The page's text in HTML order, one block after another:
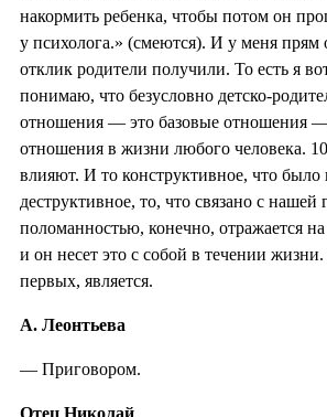
накормить ребенка, чтобы потом он
у психолога.» (смеются). И у меня прям
отклик родители получили. То есть я
понимаю, что безусловно детско-
отношения — это базовые отношения —
отношения в жизни любого человека.
влияют. И то конструктивное, что было
деструктивное, то, что связано с нашей
поломанностью, конечно, отражается
и он несет это с собой в течении
первых, является.
А. Леонтьева
— Приговором.
Отец Николай